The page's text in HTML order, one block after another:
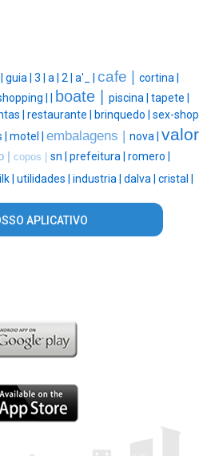
guia | 3 | a | 2 | a'_ | cafe | cortina |
| boate | piscina | tapete |
| restaurante | brinquedo | sex-shop
motel | embalagens | nova | valor
| copos | sn | prefeitura | romero |
| utilidades | industria | dalva | cristal |
APLICATIVO